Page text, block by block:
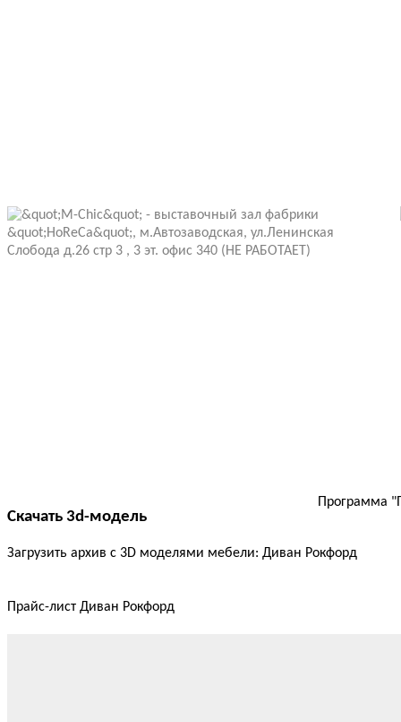
Программа
Cкачать 3d-модель
Загрузить архив с 3D моделями мебели: Диван Рокфорд
Прайс-лист Диван Рокфорд